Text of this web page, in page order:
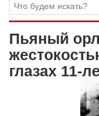
Пьяный
глазах 11-